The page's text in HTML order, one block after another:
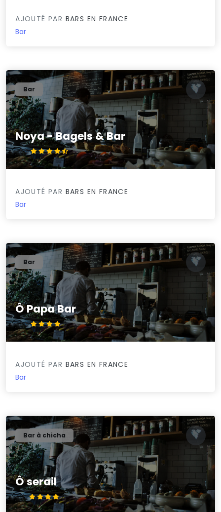
AJOUTÉ PAR BARS EN FRANCE
Bar
Noya - Bagels & Bar
4.5/5
Bar
AJOUTÉ PAR BARS EN FRANCE
Bar
Ô Papa Bar
4.3/5
Bar
AJOUTÉ PAR BARS EN FRANCE
Bar
Ô serail
4.1/5
Bar à chicha